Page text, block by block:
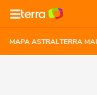
MAPA ASTRALTERRA